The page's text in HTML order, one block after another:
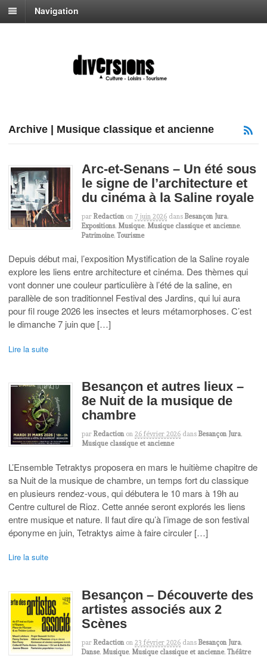
Navigation
Archive | Musique classique et ancienne
Arc-et-Senans – Un été sous
le signe de l’architecture et
du cinéma à la Saline royale
par Redaction on 7 juin 2026 dans Besançon Jura,
Expositions, Musique, Musique classique et ancienne,
Patrimoine, Tourisme
Depuis début mai, l’exposition Mystification de la Saline royale
explore les liens entre architecture et cinéma. Des thèmes qui
vont donner une couleur particulière à l’été de la saline, en
parallèle de son traditionnel Festival des Jardins, qui lui aura
pour fil rouge 2026 les insectes et leurs métamorphoses. C’est
le dimanche 7 juin que […]
Lire la suite
Besançon et autres lieux –
8e Nuit de la musique de
chambre
par Redaction on 26 février 2026 dans Besançon Jura,
Musique classique et ancienne
L’Ensemble Tetraktys proposera en mars le huitième chapitre de
sa Nuit de la musique de chambre, un temps fort du classique
en plusieurs rendez-vous, qui débutera le 10 mars à 19h au
Centre culturel de Rioz. Cette année seront explorés les liens
entre musique et nature. Il faut dire qu’à l’image de son festival
éponyme en juin, Tetraktys aime à faire circuler […]
Lire la suite
Besançon – Découverte des
artistes associés aux 2
Scènes
par Redaction on 23 février 2026 dans Besançon Jura,
Danse, Musique, Musique classique et ancienne, Théâtre